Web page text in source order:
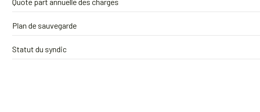
Plan de sauvegarde
Statut du syndic